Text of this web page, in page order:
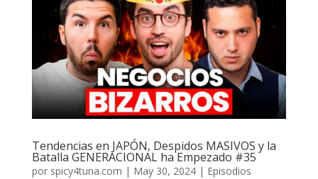
Tendencias en JAPÓN, Despidos MASIVOS y la
Batalla GENERACIONAL ha Empezado #35
por spicy4tuna.com | May 30, 2024| Episodios